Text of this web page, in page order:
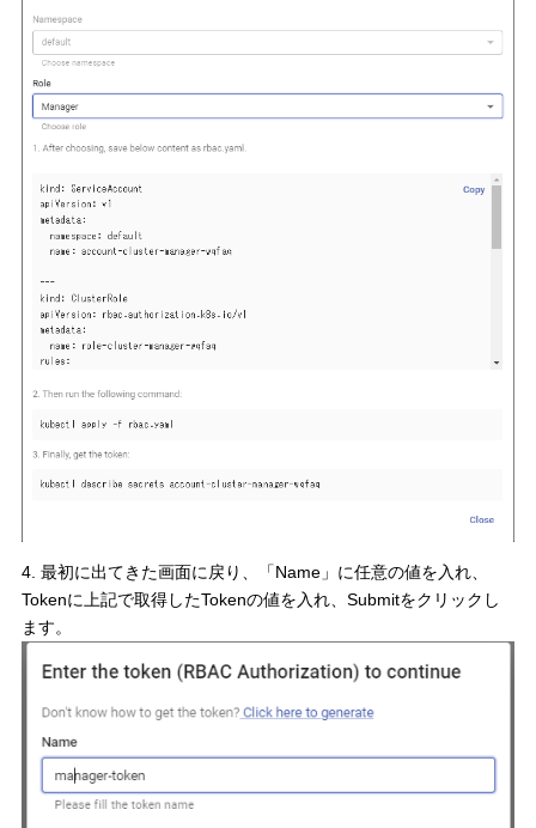
4. 最初に出てきた画面に戻り、「Name」に任意の値を入れ、
Tokenに上記で取得したTokenの値を入れ、Submitをクリックし
ます。